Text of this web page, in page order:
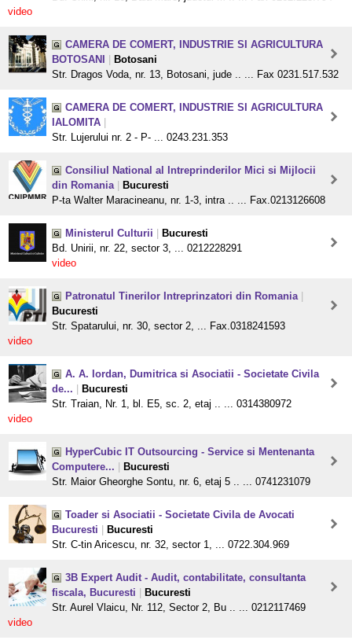
video
CAMERA DE COMERT, INDUSTRIE SI AGRICULTURA
BOTOSANI
Botosani
Str. Dragos Voda, nr. 13, Botosani, jude .. ... Fax 0231.517.532
CAMERA DE COMERT, INDUSTRIE SI AGRICULTURA
IALOMITA
Str. Lujerului nr. 2 - P- ... 0243.231.353
Consiliul National al Intreprinderilor Mici si Mijlocii
din Romania
Bucuresti
P-ta Walter Maracineanu, nr. 1-3, intra .. ... Fax.0213126608
Ministerul Culturii
Bucuresti
Bd. Unirii, nr. 22, sector 3, ... 0212228291
video
Patronatul Tinerilor Intreprinzatori din Romania
Bucuresti
Str. Spatarului, nr. 30, sector 2, ... Fax.0318241593
video
A. A. Iordan, Dumitrica si Asociatii - Societate Civila
de...
Bucuresti
Str. Traian, Nr. 1, bl. E5, sc. 2, etaj .. ... 0314380972
video
HyperCubic IT Outsourcing - Service si Mentenanta
Computere...
Bucuresti
Str. Maior Gheorghe Sontu, nr. 6, etaj 5 .. ... 0741231079
Toader si Asociatii - Societate Civila de Avocati
Bucuresti
Bucuresti
Str. C-tin Aricescu, nr. 32, sector 1, ... 0722.304.969
3B Expert Audit - Audit, contabilitate, consultanta
fiscala, Bucuresti
Bucuresti
Str. Aurel Vlaicu, Nr. 112, Sector 2, Bu .. ... 0212117469
video